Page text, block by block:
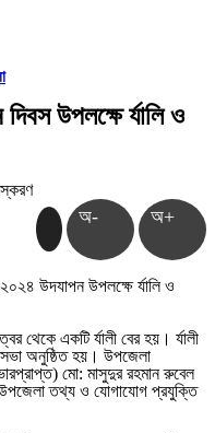
উপলক্ষে র্যালি ও
অ- অ+
উদযাপন উপলক্ষে র্যালি ও
থেকে একটি র্যালী বের হয়। র্যালী
অনুষ্ঠিত হয়। উপজেলা
মো: মাসুদুর রহমান রুবেল
তথ্য ও যোগাযোগ প্রযুক্তি